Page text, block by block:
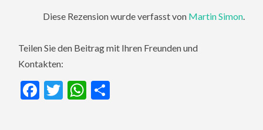
Diese Rezension wurde verfasst von Martin Simon.
Teilen Sie den Beitrag mit Ihren Freunden und
Kontakten:
Facebook
TwitterWhatsApp